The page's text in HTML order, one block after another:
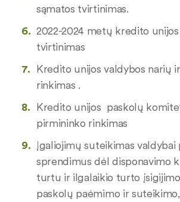
sąmatos tvirtinimas.
2022-2024 metų kredito
tvirtinimas
Kredito unijos valdybos narių
rinkimas .
Kredito unijos paskolų
pirmininko rinkimas
Įgaliojimų suteikimas valdybai
sprendimus dėl disponavimo
turtu ir ilgalaikio turto
paskolų paėmimo ir